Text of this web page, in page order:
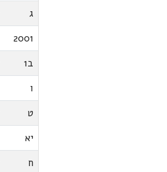
ג
2001
ב1
ו
ט
יא
ח